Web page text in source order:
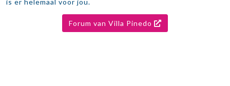
Forum van Villa Pinedo